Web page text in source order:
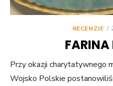
RECENZJE
Przy okazji charytatywnego
Wojsko Polskie